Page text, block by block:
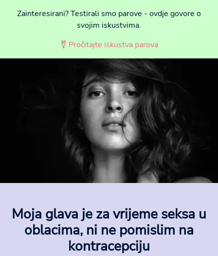
Zainteresirani? Testirali smo parove - ovdje govore o
svojim iskustvima.
⚧ Pročitajte iskustva parova
Moja glava je za vrijeme seksa u
oblacima, ni ne pomislim na
kontracepciju